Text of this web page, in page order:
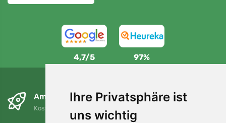
Ihre Privatsphäre ist
uns wichtig
4,7/5 97%
Am nächsten Tag und kostenlos
Kostenloser Versand für Bestellungen über 80 EUR